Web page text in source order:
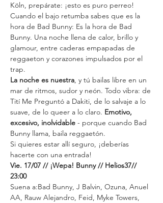
Köln, prepárate: ¡esto es puro perreo!
Cuando el bajo retumba sabes que es la
hora de Bad Bunny: Es la hora de Bad
Bunny. Una noche llena de calor, brillo y
glamour, entre caderas empapadas de
reggaeton y corazones impulsados por el
trap.
La noche es nuestra, y tú bailas libre en un
mar de ritmos, sudor y neón. Todo vibra: de
Tití Me Preguntó a Dakiti, de lo salvaje a lo
suave, de lo queer a lo claro. Emotivo,
excesivo, inolvidable - porque cuando Bad
Bunny llama, baila reggaetón.
Si quieres estar allí seguro, ¡deberías
hacerte con una entrada!
Vie. 17/07 // ¡Wepa! Bunny // Helios37//
23:00
Suena a:Bad Bunny, J Balvin, Ozuna, Anuel
AA, Rauw Alejandro, Feid, Myke Towers,